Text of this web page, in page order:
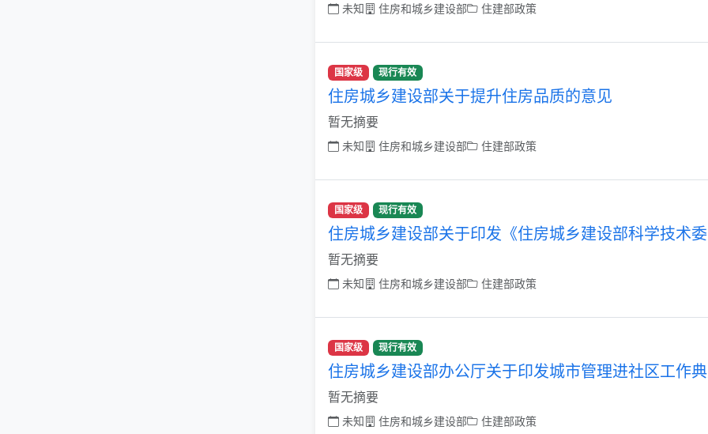
未知 住房和城乡建设部 住建部政策
国家级 现行有效
住房城乡建设部关于提升住房品质的意见
暂无摘要
未知 住房和城乡建设部 住建部政策
国家级 现行有效
住房城乡建设部关于印发《住房城乡建设部科学技术
暂无摘要
未知 住房和城乡建设部 住建部政策
国家级 现行有效
住房城乡建设部办公厅关于印发城市管理进社区工作
暂无摘要
未知 住房和城乡建设部 住建部政策